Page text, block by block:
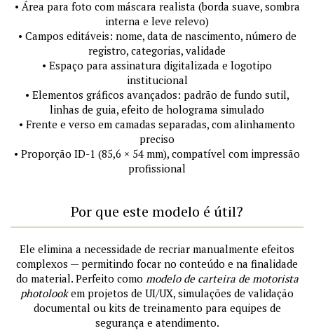
• Área para foto com máscara realista (borda suave, sombra
interna e leve relevo)
• Campos editáveis: nome, data de nascimento, número de
registro, categorias, validade
• Espaço para assinatura digitalizada e logotipo
institucional
• Elementos gráficos avançados: padrão de fundo sutil,
linhas de guia, efeito de holograma simulado
• Frente e verso em camadas separadas, com alinhamento
preciso
• Proporção ID-1 (85,6 × 54 mm), compatível com impressão
profissional
Por que este modelo é útil?
Ele elimina a necessidade de recriar manualmente efeitos
complexos — permitindo focar no conteúdo e na finalidade
do material. Perfeito como modelo de carteira de motorista
photolookem projetos de UI/UX, simulações de validação
documental ou kits de treinamento para equipes de
segurança e atendimento.